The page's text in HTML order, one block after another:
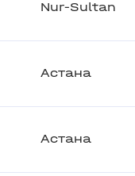
Nur-Sultan
Астана
Астана